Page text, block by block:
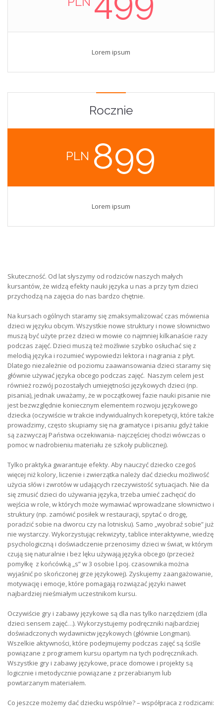
Lorem ipsum
Rocznie
PLN 899
Lorem ipsum
Skuteczność. Od lat słyszymy od rodziców naszych małych
kursantów, że widzą efekty nauki języka u nas a przy tym dzieci
przychodzą na zajęcia do nas bardzo chętnie.
Na kursach ogólnych staramy się zmaksymalizować czas mówienia
dzieci w języku obcym. Wszystkie nowe struktury i nowe słownictwo
muszą być użyte przez dzieci w mowie co najmniej kilkanaście razy
podczas zajęć. Dzieci muszą też możliwie szybko osłuchać się z
melodią języka i rozumieć wypowiedzi lektora i nagrania z płyt.
Dlatego niezależnie od poziomu zaawansowania dzieci staramy się
głównie używać języka obcego podczas zajęć. Naszym celem jest
również rozwój pozostałych umiejętności językowych dzieci (np.
pisania), jednak uważamy, że w początkowej fazie nauki pisanie nie
jest bezwzględnie koniecznym elementem rozwoju językowego
dziecka (oczywiście w trakcie indywidualnych korepetycji, które także
prowadzimy, często skupiamy się na gramatyce i pisaniu gdyż takie
są zazwyczaj Państwa oczekiwania- najczęściej chodzi wówczas o
pomoc w nadrobieniu materiału ze szkoły publicznej).
Tylko praktyka gwarantuje efekty. Aby nauczyć dziecko czegoś
więcej niż kolory, liczenie i zwierzątka należy dać dziecku możliwość
użycia słów i zwrotów w udających rzeczywistość sytuacjach. Nie da
się zmusić dzieci do używania języka, trzeba umieć zachęcić do
wejścia w role, w których może wymawiać wprowadzane słownictwo i
struktury (np. zamówić posiłek w restauracji, spytać o drogę,
poradzić sobie na dworcu czy na lotnisku). Samo „wyobraź sobie” już
nie wystarczy. Wykorzystując rekwizyty, tablice interaktywne, wiedzę
psychologiczną i doświadczenie przenosimy dzieci w świat, w którym
czują się naturalnie i bez lęku używają języka obcego (przecież
pomyłkę z końcówką „s” w 3 osobie l.poj. czasownika można
wyjaśnić po skończonej grze językowej). Zyskujemy zaangażowanie,
motywację i emocje, które pomagają rozwiązać języki nawet
najbardziej nieśmiałym uczestnikom kursu.
Oczywiście gry i zabawy językowe są dla nas tylko narzędziem (dla
dzieci sensem zajęć…). Wykorzystujemy podręczniki najbardziej
doświadczonych wydawnictw językowych (głównie Longman).
Wszelkie aktywności, które podejmujemy podczas zajęć są ściśle
powiązane z programem kursu opartym na tych podręcznikach.
Wszystkie gry i zabawy językowe, prace domowe i projekty są
logicznie i metodycznie powiązane z przerabianym lub
powtarzanym materiałem.
Co jeszcze możemy dać dziecku wspólnie? – współpraca z rodzicami: